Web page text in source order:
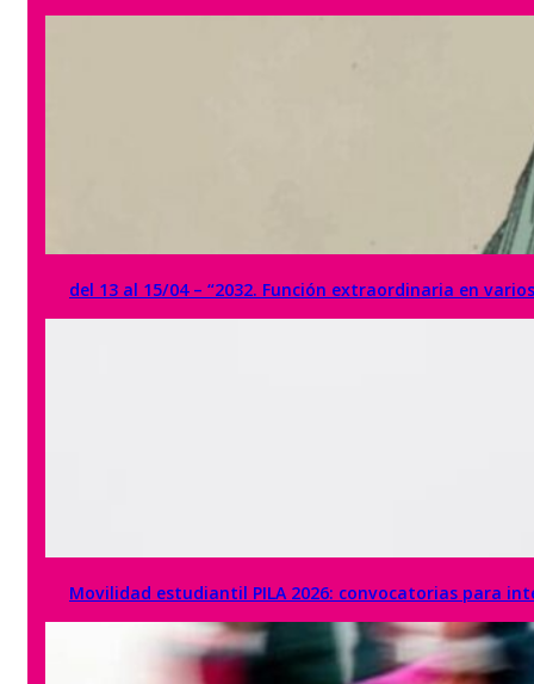
del 13 al 15/04 – “2032. Función extraordinaria en
Movilidad estudiantil PILA 2026: convocatorias para